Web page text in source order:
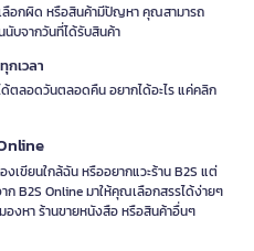
เลือกผิด หรือสินค้ามีปัญหา คุณสามารถ
นับจากวันที่ได้รับสินค้า
กเวลา
ตลอดวันตลอดคืน อยากได้อะไร แค่คลิก
เขียนใกล้ฉัน หรืออยากแวะร้าน B2S แต่
ก B2S Online มาให้คุณเลือกสรรได้ง่ายๆ
งหา ร้านขายหนังสือ หรือสินค้าอื่นๆ